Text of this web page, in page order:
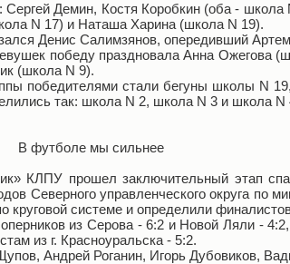
Демин, Костя Коробкин (оба -
N 17) и Наташа Харина (школа N 19).
Денис Салимзянов, опередивший
победу праздновала Анна Ожегова
(школа N 9).
победителями стали бегуны школы N
так: школа N 2, школа N 3 и школа N
В футболе мы сильнее
КЛПУ прошел заключительный этап
Северного управленческого округа по
круговой системе и определили
из Серова - 6:2 и Новой Ляли -
из г. Красноуральска - 5:2.
Андрей Роганин, Игорь Дубовиков,